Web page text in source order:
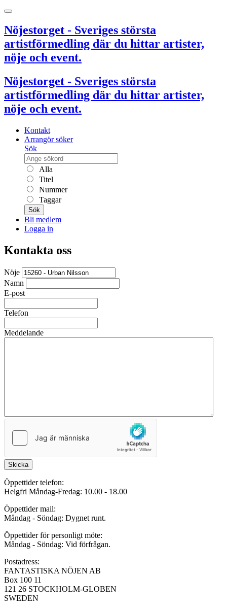
Nöjestorget - Sveriges största
artistförmedling där du hittar artister,
nöje och event.
Nöjestorget - Sveriges största
artistförmedling där du hittar artister,
nöje och event.
Kontakt
Arrangör söker
Sök
Alla
Titel
Nummer
Taggar
Sök
Bli medlem
Logga in
Kontakta oss
Nöje
Namn
E-post
Telefon
Meddelande
Skicka
Öppettider telefon:
Helgfri Måndag-Fredag: 10.00 - 18.00
Öppettider mail:
Måndag - Söndag: Dygnet runt.
Öppettider för personligt möte:
Måndag - Söndag: Vid förfrågan.
Postadress:
FANTASTISKA NÖJEN AB
Box 100 11
121 26 STOCKHOLM-GLOBEN
SWEDEN